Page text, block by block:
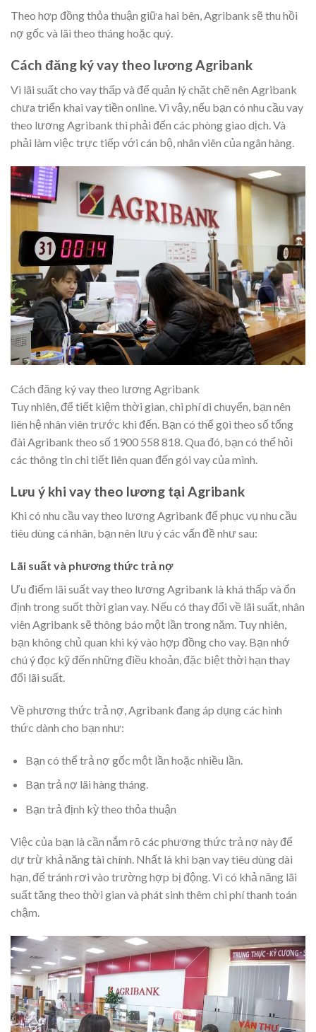
Theo hợp đồng thỏa thuận giữa hai bên, Agribank sẽ thu hồi
nợ gốc và lãi theo tháng hoặc quý.
Cách đăng ký vay theo lương Agribank
Vì lãi suất cho vay thấp và để quản lý chặt chẽ nên Agribank
chưa triển khai vay tiền online. Vì vậy, nếu bạn có nhu cầu vay
theo lương Agribank thì phải đến các phòng giao dịch. Và
phải làm việc trực tiếp với cán bộ, nhân viên của ngân hàng.
Cách đăng ký vay theo lương Agribank
Tuy nhiên, để tiết kiệm thời gian, chi phí di chuyển, bạn nên
liên hệ nhân viên trước khi đến. Bạn có thể gọi theo số tổng
đài Agribank theo số 1900 558 818. Qua đó, bạn có thể hỏi
các thông tin chi tiết liên quan đến gói vay của mình.
Lưu ý khi vay theo lương tại Agribank
Khi có nhu cầu vay theo lương Agribank để phục vụ nhu cầu
tiêu dùng cá nhân, bạn nên lưu ý các vấn đề như sau:
Lãi suất và phương thức trả nợ
Ưu điểm lãi suất vay theo lương Agribank là khá thấp và ổn
định trong suốt thời gian vay. Nếu có thay đổi về lãi suất, nhân
viên Agribank sẽ thông báo một lần trong năm. Tuy nhiên,
bạn không chủ quan khi ký vào hợp đồng cho vay. Bạn nhớ
chú ý đọc kỹ đến những điều khoản, đặc biệt thời hạn thay
đổi lãi suất.
Về phương thức trả nợ, Agribank đang áp dụng các hình
thức dành cho bạn như:
Bạn có thể trả nợ gốc một lần hoặc nhiều lần.
Bạn trả nợ lãi hàng tháng.
Bạn trả định kỳ theo thỏa thuận
Việc của bạn là cần nắm rõ các phương thức trả nợ này để
dự trừ khả năng tài chính. Nhất là khi bạn vay tiêu dùng dài
hạn, để tránh rơi vào trường hợp bị động. Vì có khả năng lãi
suất tăng theo thời gian và phát sinh thêm chi phí thanh toán
chậm.